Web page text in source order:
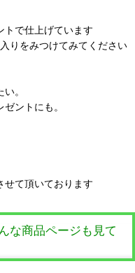
で仕上げています
りをみつけてみてください
。
ントにも。
て頂いております
な商品ページも見て